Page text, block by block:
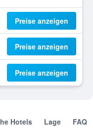
Preise anzeigen
Preise anzeigen
Preise anzeigen
Hotels Lage FAQ